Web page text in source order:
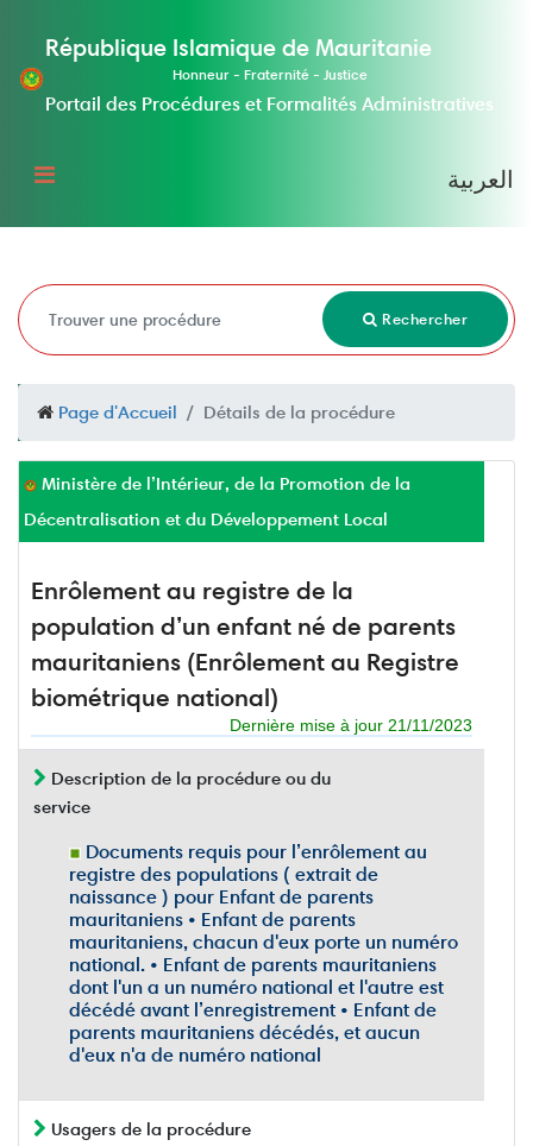
République Islamique de Mauritanie
Honneur - Fraternité - Justice
Portail des Procédures et Formalités Administratives
العربية
Rechercher
Page d'Accueil Détails de la procédure
Ministère de l’Intérieur, de la Promotion de la
Décentralisation et du Développement Local
Enrôlement au registre de la
population d’un enfant né de parents
mauritaniens (Enrôlement au Registre
biométrique national)
Dernière mise à jour 21/11/2023
Description de la procédure ou du
service
Documents requis pour l’enrôlement au
registre des populations ( extrait de
naissance ) pour Enfant de parents
mauritaniens • Enfant de parents
mauritaniens, chacun d'eux porte un numéro
national. • Enfant de parents mauritaniens
dont l'un a un numéro national et l'autre est
décédé avant l’enregistrement • Enfant de
parents mauritaniens décédés, et aucun
d'eux n'a de numéro national
Usagers de la procédure